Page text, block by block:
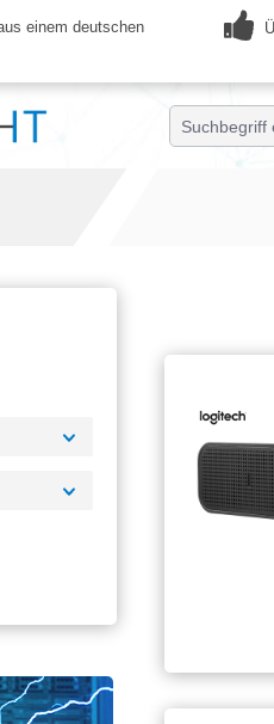
springen
einem deutschen